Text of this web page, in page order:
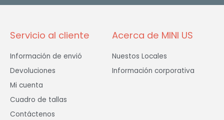
Servicio al cliente
Información de envió
Devoluciones
Mi cuenta
Cuadro de tallas
Contáctenos
Acerca de MINI US
Nuestos Locales
Información corporativa